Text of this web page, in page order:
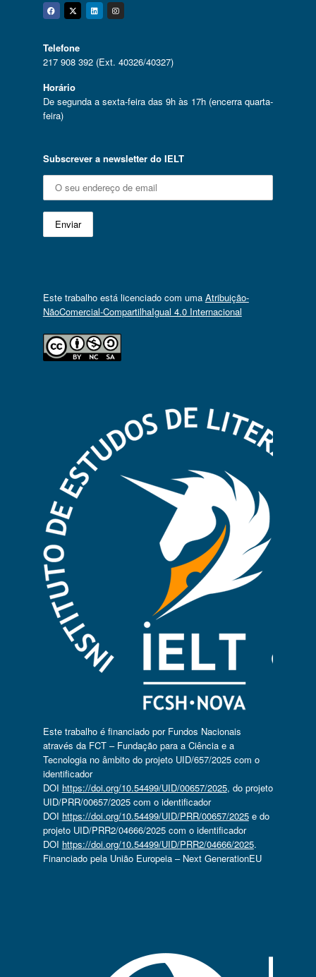
Facebook
Twitter
Linkedin
Instagram
Telefone
217 908 392 (Ext. 40326/40327)
Horário
De segunda a sexta-feira das 9h às 17h (encerra quarta-
feira)
Subscrever a newsletter do IELT
Este trabalho está licenciado com uma Atribuição-
NãoComercial-CompartilhaIgual 4.0 Internacional
Este trabalho é financiado por Fundos Nacionais
através da FCT – Fundação para a Ciência e a
Tecnologia no âmbito do projeto UID/657/2025 com o
identificador
DOI https://doi.org/10.54499/UID/00657/2025, do projeto
UID/PRR/00657/2025 com o identificador
DOI https://doi.org/10.54499/UID/PRR/00657/2025e do
projeto UID/PRR2/04666/2025 com o identificador
DOI https://doi.org/10.54499/UID/PRR2/04666/2025.
Financiado pela União Europeia – Next GenerationEU